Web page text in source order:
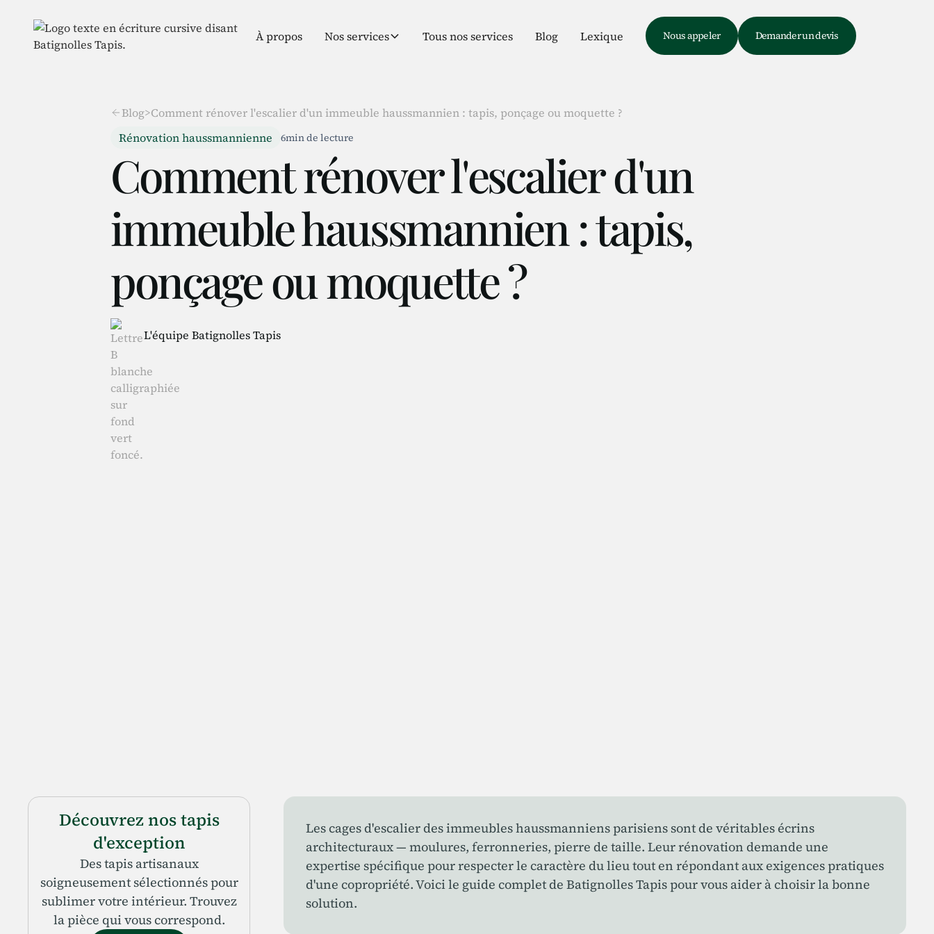
À propos Nos services Tous nos services Blog Lexique Nous appeler Demander un devis
Blog>Comment rénover l'escalier d'un immeuble haussmannien : tapis, ponçage ou moquette ?
Rénovation haussmannienne
6min de lecture
Comment rénover l'escalier d'un
immeuble haussmannien : tapis,
ponçage ou moquette ?
L'équipe Batignolles Tapis
Découvrez nos tapis
d'exception
Des tapis artisanaux
soigneusement sélectionnés pour
sublimer votre intérieur. Trouvez
la pièce qui vous correspond.
Les cages d'escalier des immeubles haussmanniens parisiens sont de véritables écrins
architecturaux — moulures, ferronneries, pierre de taille. Leur rénovation demande une
expertise spécifique pour respecter le caractère du lieu tout en répondant aux exigences pratiques
d'une copropriété. Voici le guide complet de Batignolles Tapis pour vous aider à choisir la bonne
solution.